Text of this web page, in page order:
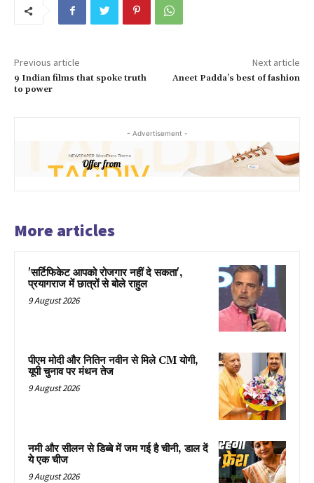
Previous article
9 Indian films that spoke truth
to power
Next article
Aneet Padda’s best of fashion
- Advertisement -
More articles
'सर्टिफिकेट आपको रोजगार नहीं दे सकता',
प्रयागराज में छात्रों से बोले राहुल
9 August 2026
पीएम मोदी और नितिन नवीन से मिले CM योगी,
यूपी चुनाव पर मंथन तेज
9 August 2026
नमी और सीलन से डिब्बे में जम गई है चीनी, डाल दें
ये एक चीज
9 August 2026